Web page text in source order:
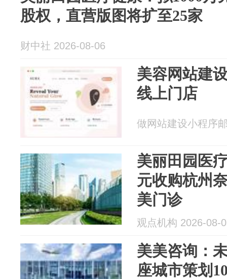
股权，直营版图将扩至25家
财中社 2026-08-06
美容网站建
线上门店
做网站建设小程序
美丽田园医
元收购杭州
美门诊
观点机构 2026-08-
美美咨询：
座城市策划